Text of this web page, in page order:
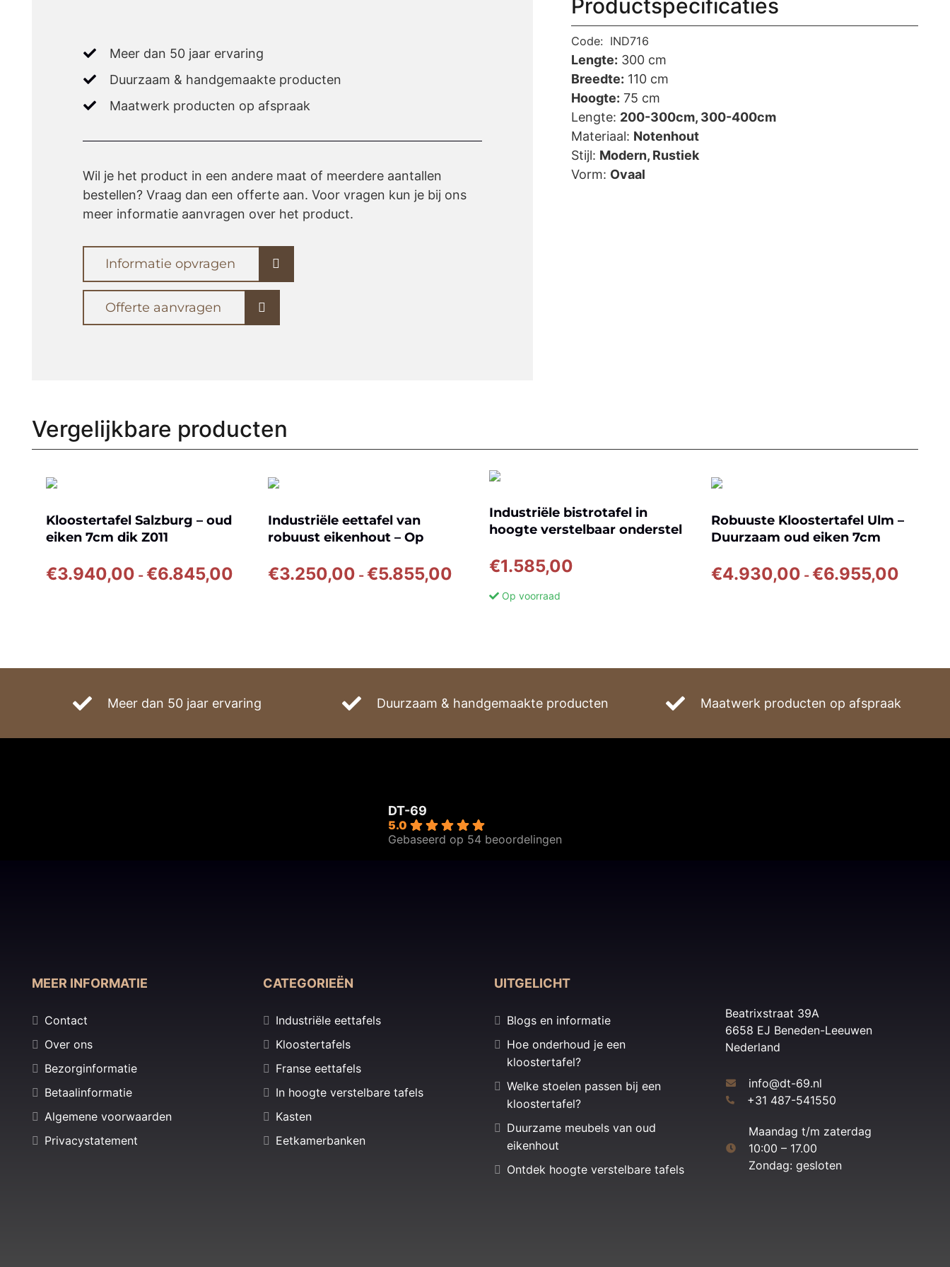
Meer dan 50 jaar ervaring
Duurzaam & handgemaakte producten
Maatwerk producten op afspraak
Wil je het product in een andere maat of meerdere aantallen
bestellen? Vraag dan een offerte aan. Voor vragen kun je bij ons
meer informatie aanvragen over het product.
Informatie opvragen
Offerte aanvragen
Productspecificaties
Code: IND716
Lengte: 300 cm
Breedte: 110 cm
Hoogte: 75 cm
Lengte: 200-300cm, 300-400cm
Materiaal: Notenhout
Stijl: Modern, Rustiek
Vorm: Ovaal
Vergelijkbare producten
Kloostertafel Salzburg – oud
eiken 7cm dik Z011
€3.940,00 -€6.845,00 Prijsklasse:
Industriële eettafel van
robuust eikenhout – Op
€3.250,00 - €5.855,00Prijsklasse:
€3.250,00
Industriële bistrotafel in
hoogte verstelbaar onderstel
€1.585,00
Op voorraad
Robuuste Kloostertafel Ulm –
Duurzaam oud eiken 7cm
€4.930,00 - €6.955,00
Meer dan 50 jaar ervaring Duurzaam & handgemaakte producten Maatwerk producten op afspraak
DT-69
5.0
Gebaseerd op 54 beoordelingen
MEER INFORMATIE
Contact
Over ons
Bezorginformatie
Betaalinformatie
Algemene voorwaarden
Privacystatement
CATEGORIEËN
Industriële eettafels
Kloostertafels
Franse eettafels
In hoogte verstelbare tafels
Kasten
Eetkamerbanken
UITGELICHT
Blogs en informatie
Hoe onderhoud je een
kloostertafel?
Welke stoelen passen bij een
kloostertafel?
Duurzame meubels van oud
eikenhout
Ontdek hoogte verstelbare tafels
Beatrixstraat 39A
6658 EJ Beneden-Leeuwen
Nederland
info@dt-69.nl
+31 487-541550
Maandag t/m zaterdag
10:00 – 17.00
Zondag: gesloten